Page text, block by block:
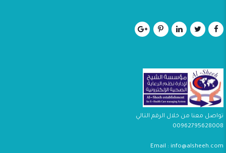
تواصل معنا من خلال الرقم التالي
00962795628008
Email : info@alsheeh.com